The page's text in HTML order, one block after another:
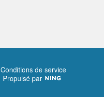
Conditions de service
Propulsé par